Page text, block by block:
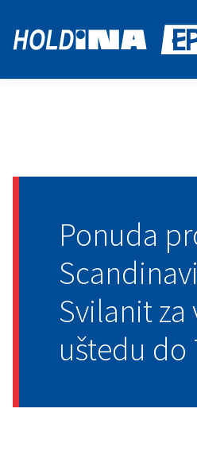
Ponuda
Svilanit za
uštedu do